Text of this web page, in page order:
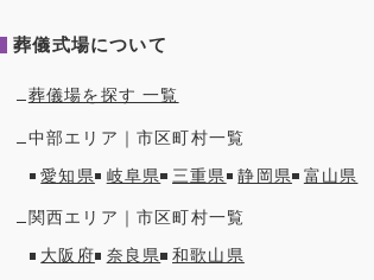
葬儀式場について
葬儀場を探す 一覧
中部エリア｜市区町村一覧
愛知県
岐阜県 三重県 静岡県 富山県
関西エリア｜市区町村一覧
大阪府
奈良県 和歌山県